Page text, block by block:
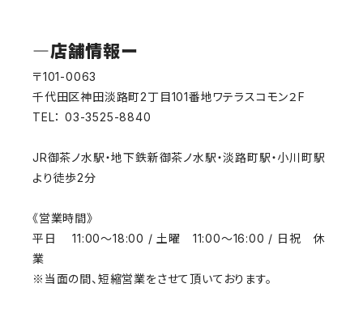
―店舗情報ー
〒101-0063
千代田区神田淡路町2丁目101番地ワテラスコモン２F
TEL： 03-3525-8840
JR御茶ノ水駅・地下鉄新御茶ノ水駅・淡路町駅・小川町駅
より徒歩2分
《営業時間》
平日 11:00～18:00 / 土曜 11:00～16:00 / 日祝 休
業
※当面の間、短縮営業をさせて頂いております。